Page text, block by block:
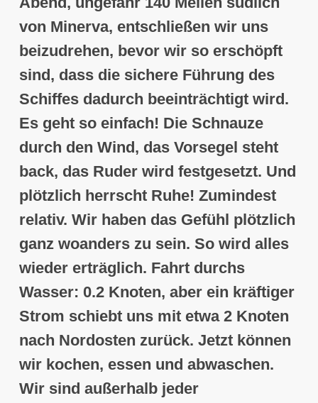
von Minerva, entschließen wir uns
beizudrehen, bevor wir so erschöpft
sind, dass die sichere Führung des
Schiffes dadurch beeinträchtigt wird .
Es geht so einfach! Die Schnauze
durch den Wind, das Vorsegel steht
back, das Ruder wird festgesetzt. Und
plötzlich herrscht Ruhe! Zumindest
relativ. Wir haben das Gefühl plötzlich
ganz woanders zu sein. So wird alles
wieder erträglich. Fahrt durchs
Wasser: 0.2 Knoten, aber ein kräftiger
Strom schiebt uns mit etwa 2 Knoten
nach Nordosten zurück. Jetzt können
wir kochen, essen und abwaschen.
Wir sind außerhalb jeder